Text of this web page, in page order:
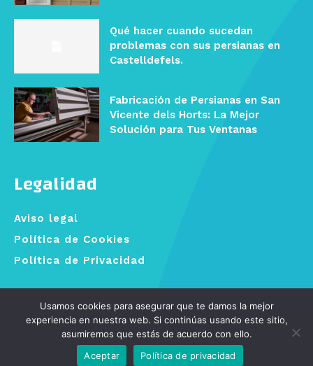
Legalidad
Aviso legal
Política de Cookies
Política de Privacidad
Qué hacer cuando sucedan
problemas con sus persianas en
Castelldefels.
Fabricación de Persianas en San
Vicente dels Horts: La Mejor
Solución para Tus Ventanas
OrbySEO© Persianas Barcelona
Usamos cookies para asegurar que te damos la mejor
experiencia en nuestra web. Si continúas usando este sitio,
asumiremos que estás de acuerdo con ello.
Aceptar
Política de privacidad